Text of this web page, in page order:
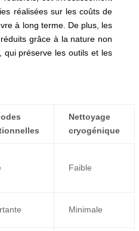
réalisées sur les coûts de
à long terme. De plus, les
grâce à la nature non
qui préserve les outils et les
Nettoyage
cryogénique
Faible
Minimale